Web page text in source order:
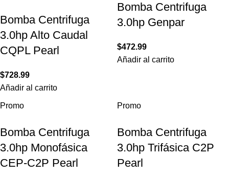
Bomba Centrifuga
3.0hp Alto Caudal
CQPL Pearl
$728.99
Añadir al carrito
Bomba Centrifuga
3.0hp Genpar
$472.99
Añadir al carrito
Promo
Bomba Centrifuga
3.0hp Monofásica
CEP-C2P Pearl
Promo
Bomba Centrifuga
3.0hp Trifásica C2P
Pearl